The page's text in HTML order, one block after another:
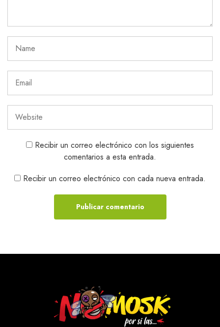
Recibir un correo electrónico con los siguientes
comentarios a esta entrada.
Recibir un correo electrónico con cada nueva entrada.